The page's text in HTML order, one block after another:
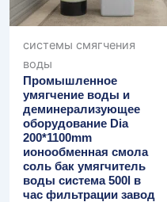
системы смягчения
воды
Промышленное
умягчение воды и
деминерализующее
оборудование Dia
200*1100mm
ионообменная смола
соль бак умягчитель
воды система 500l в
час фильтрации завод